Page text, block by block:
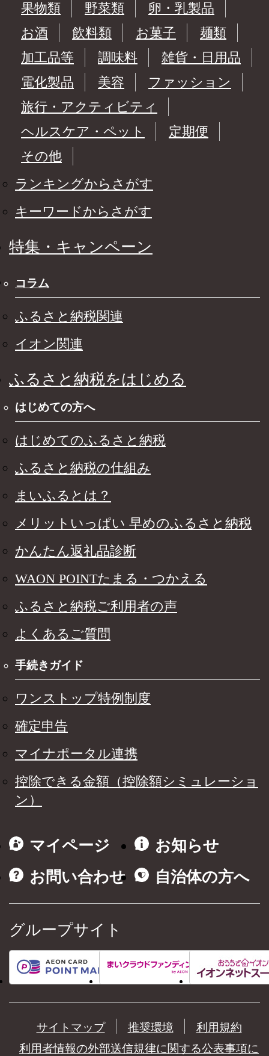
果物類
野菜類
卵・乳製品
お酒
飲料類 お菓子
麺類
加工品等
調味料
雑貨・日用品
電化製品
美容
ファッション
旅行・アクティビティ
ヘルスケア・ペット
定期便
その他
ランキングからさがす
キーワードからさがす
特集・キャンペーン
コラム
ふるさと納税関連
イオン関連
ふるさと納税をはじめる
はじめての方へ
はじめてのふるさと納税
ふるさと納税の仕組み
まいふるとは？
メリットいっぱい 早めのふるさと納税
かんたん返礼品診断
WAON POINTたまる・つかえる
ふるさと納税ご利用者の声
よくあるご質問
手続きガイド
ワンストップ特例制度
確定申告
マイナポータル連携
控除できる金額（控除額シミュレーショ
ン）
マイページ
お知らせ
お問い合わせ
自治体の方へ
グループサイト
サイトマップ 推奨環境
利用規約
利用者情報の外部送信規律に関する公表事項に